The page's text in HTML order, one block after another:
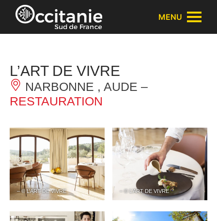
Panneau de gestion des cookies
MENU
L’ART DE VIVRE
NARBONNE , AUDE –
RESTAURATION
– © L’ART DE VIVRE – © L’ART DE VIVRE